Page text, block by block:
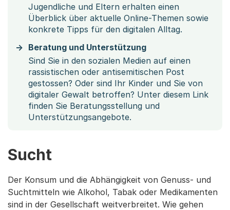
Jugendliche und Eltern erhalten einen
Überblick über aktuelle Online-Themen sowie
konkrete Tipps für den digitalen Alltag.
Beratung und Unterstützung
Sind Sie in den sozialen Medien auf einen
rassistischen oder antisemitischen Post
gestossen? Oder sind Ihr Kinder und Sie von
digitaler Gewalt betroffen? Unter diesem Link
finden Sie Beratungsstellung und
Unterstützungsangebote.
Sucht
Der Konsum und die Abhängigkeit von Genuss- und
Suchtmitteln wie Alkohol, Tabak oder Medikamenten
sind in der Gesellschaft weitverbreitet. Wie gehen